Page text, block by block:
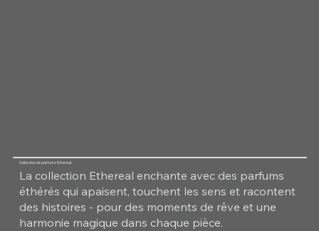
Collection de parfums Ethereal
La collection Ethereal enchante avec des parfums
éthérés qui apaisent, touchent les sens et racontent
des histoires - pour des moments de rêve et une
harmonie magique dans chaque pièce.